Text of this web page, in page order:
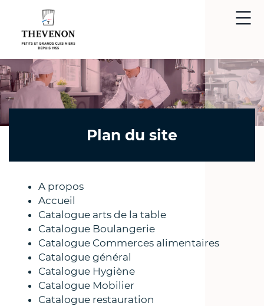
Thevenon
-
Matériel
et
accessoires
de
cuisine
Plan du site
A propos
Accueil
Catalogue arts de la table
Catalogue Boulangerie
Catalogue Commerces alimentaires
Catalogue général
Catalogue Hygiène
Catalogue Mobilier
Catalogue restauration